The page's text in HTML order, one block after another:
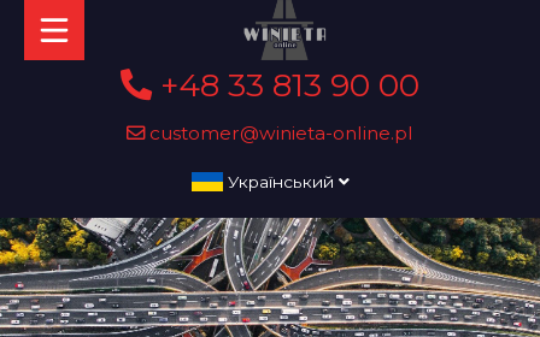
+48 33 813 90 00
customer@winieta-online.pl
Український